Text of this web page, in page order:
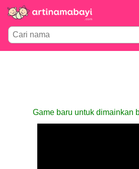
Game baru untuk dimainkan